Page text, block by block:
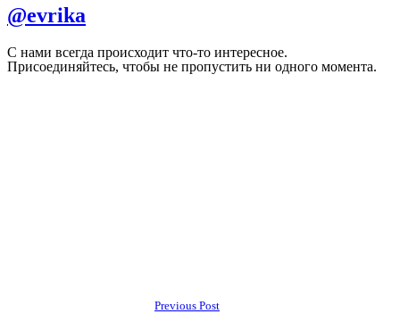
@evrika
С нами всегда происходит что-то интересное.
Присоединяйтесь, чтобы не пропустить ни одного момента.
Previous Post